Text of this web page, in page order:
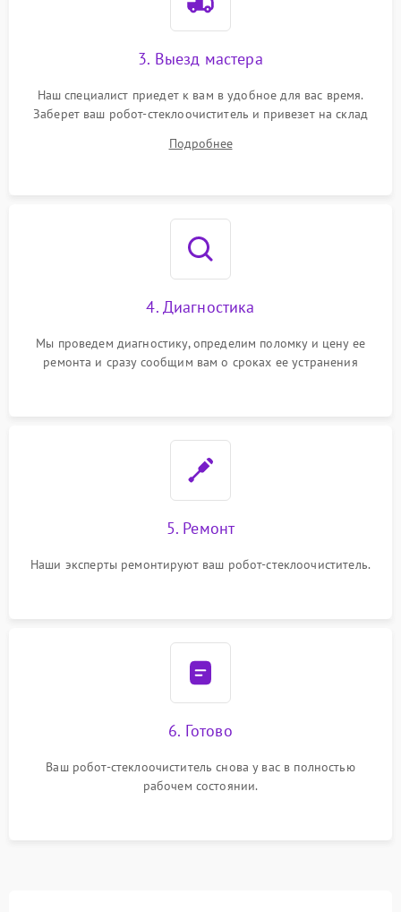
3. Выезд мастера
Наш специалист приедет к вам в удобное для вас время.
Заберет ваш робот-стеклоочиститель и привезет на склад
Подробнее
4. Диагностика
Мы проведем диагностику, определим поломку и цену ее
ремонта и сразу сообщим вам о сроках ее устранения
5. Ремонт
Наши эксперты ремонтируют ваш робот-стеклоочиститель.
6. Готово
Ваш робот-стеклоочиститель снова у вас в полностью
рабочем состоянии.